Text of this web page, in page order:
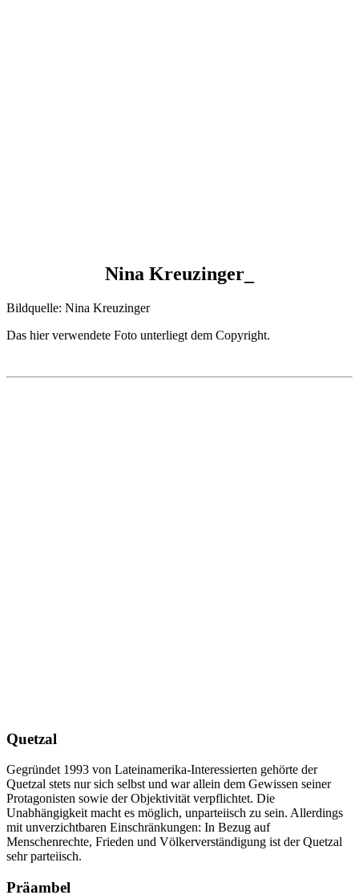
Nina Kreuzinger_
Bildquelle: Nina Kreuzinger
Das hier verwendete Foto unterliegt dem Copyright.
Quetzal
Gegründet 1993 von Lateinamerika-Interessierten gehörte der
Quetzal stets nur sich selbst und war allein dem Gewissen seiner
Protagonisten sowie der Objektivität verpflichtet. Die
Unabhängigkeit macht es möglich, unparteiisch zu sein. Allerdings
mit unverzichtbaren Einschränkungen: In Bezug auf
Menschenrechte, Frieden und Völkerverständigung ist der Quetzal
sehr parteiisch.
Präambel